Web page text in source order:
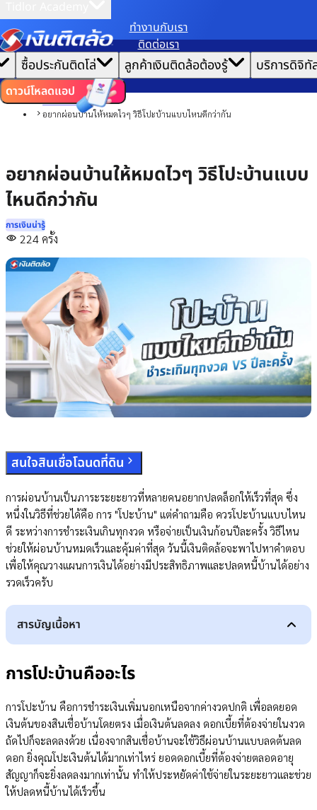
ทํางานกับเรา
ติดต่อเรา
| ซื้อประกันติดโล่ ลูกค้าเงินติดล้อต้องรู้ บริการดิจิทั
ดาวน์โหลดแอป
หน้าแรก
บทความ
การเงินน่ารู้
การบริหารหนี้
อยากผ่อนบ้านให้หมดไวๆ วิธีโปะบ้านแบบไหนดีกว่ากัน
อยากผ่อนบ้านให้หมดไวๆ วิธีโปะบ้านแบบ
ไหนดีกว่ากัน
การเงินน่ารู้
224 ครั้ง
สนใจสินเชื่อโฉนดที่ดิน
การผ่อนบ้านเป็นภาระระยะยาวที่หลายคนอยากปลดล็อกให้เร็วที่สุด ซึ่ง
หนึ่งในวิธีที่ช่วยได้คือ การ "โปะบ้าน" แต่คำถามคือ ควรโปะบ้านแบบไหน
ดี ระหว่างการชำระเงินเกินทุกงวด หรือจ่ายเป็นเงินก้อนปีละครั้ง วิธีไหน
ช่วยให้ผ่อนบ้านหมดเร็วและคุ้มค่าที่สุด วันนี้เงินติดล้อจะพาไปหาคำตอบ
เพื่อให้คุณวางแผนการเงินได้อย่างมีประสิทธิภาพและปลดหนี้บ้านได้อย่าง
รวดเร็วครับ
สารบัญเนื้อหา
การโปะบ้านคืออะไร
การโปะบ้านมีกี่แบบ
ตัวอย่างตารางการผ่อนบ้านให้หมดเร็วแบบชำระเกินทุกงวด
การโปะบ้านแบบเงินก้อนปีละครั้ง
ตัวอย่างตารางการผ่อนบ้านให้หมดเร็วแบบโปะเงินก้อนปีละครั้ง
สรุป วิธีผ่อนบ้านให้หมดไว โปะแบบไหนคุ้มที่สุด
การโปะบ้านคืออะไร
การโปะบ้าน คือการชำระเงินเพิ่มนอกเหนือจากค่างวดปกติ เพื่อลดยอด
เงินต้นของสินเชื่อบ้านโดยตรง เมื่อเงินต้นลดลง ดอกเบี้ยที่ต้องจ่ายในงวด
ถัดไปก็จะลดลงด้วย เนื่องจากสินเชื่อบ้านจะใช้วิธีผ่อนบ้านแบบลดต้นลด
ดอก ยิ่งคุณโปะเงินต้นได้มากเท่าไหร่ ยอดดอกเบี้ยที่ต้องจ่ายตลอดอายุ
สัญญาก็จะยิ่งลดลงมากเท่านั้น ทำให้ประหยัดค่าใช้จ่ายในระยะยาวและช่วย
ให้ปลดหนี้บ้านได้เร็วขึ้น
เราขอเก็บข้อมูลตาม นโยบายการใช้คุกกี้เพื่อมอบประสบการณ์การใช้งานเว็บไซต์ที่ดีที่สุดให้
คุณ
ตั้งค่าคุกกี้ ยอมรับคุกกี้ทั้งหมด